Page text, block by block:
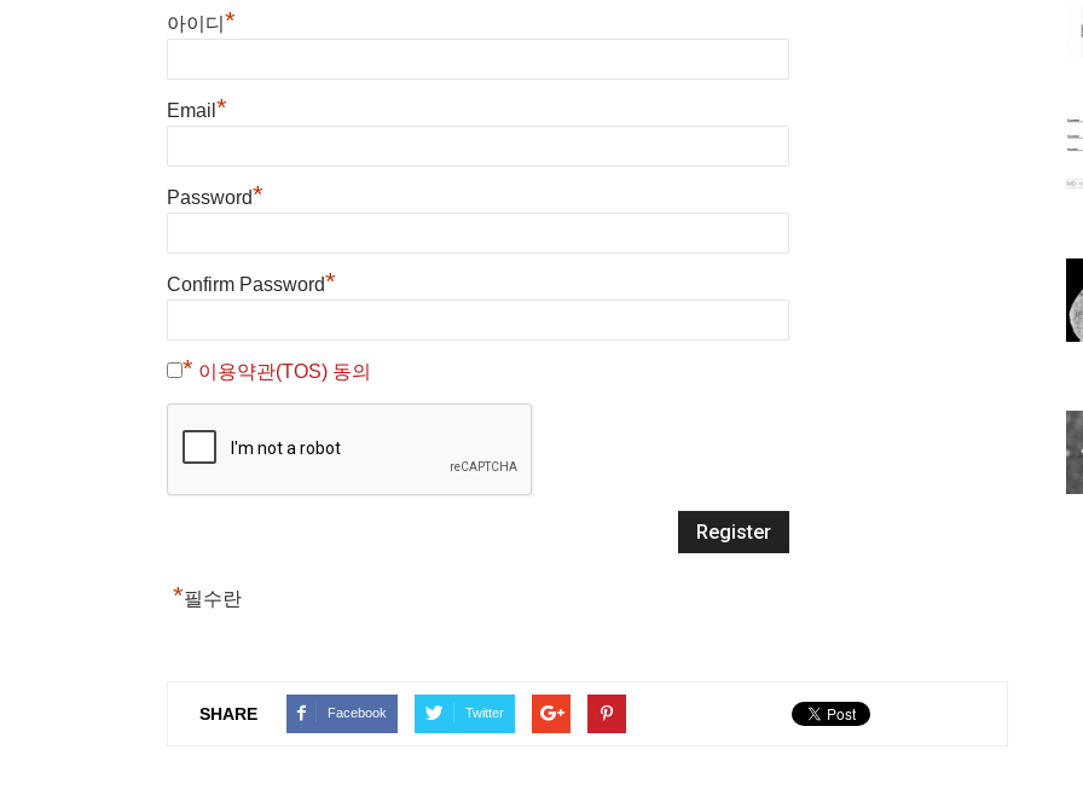
아이디 *
Email *
Password*
Confirm Password*
* 이용약관(TOS) 동의
*필수란
SHARE Facebook Twitter